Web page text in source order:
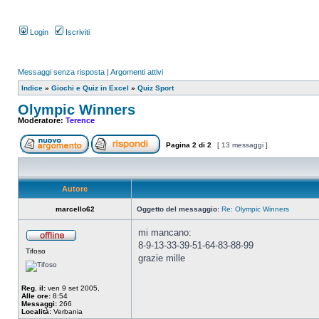
Login Iscriviti
Messaggi senza risposta | Argomenti attivi
Indice » Giochi e Quiz in Excel » Quiz Sport
Olympic Winners
Moderatore: Terence
Pagina 2 di 2 [ 13 messaggi ]
Autore
marcello62 Oggetto del messaggio: Re: Olympic Winners
Tifoso
Reg. il: ven 9 set 2005,
Alle ore: 8:54
Messaggi: 266
Località: Verbania
mi mancano:
8-9-13-33-39-51-64-83-88-99
grazie mille